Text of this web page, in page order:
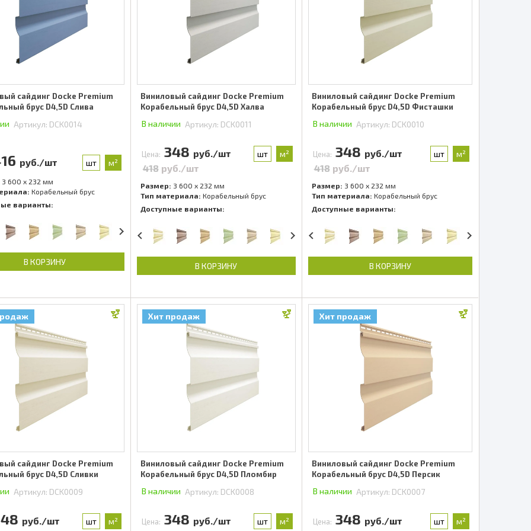
сайдинг Docke Premium
брус D4,5D Слива
Артикул: DCK0014
руб./шт шт м²
3 600 x 232 мм
Корабельный брус
варианты:
В КОРЗИНУ
Виниловый сайдинг Docke Premium
Корабельный брус D4,5D Халва
В наличии Артикул: DCK0011
Цена: 348 руб./шт шт м²
418 руб./шт
Размер: 3 600 x 232 мм
Тип материала: Корабельный брус
Доступные варианты:
В КОРЗИНУ
Виниловый сайдинг Docke Premium
Корабельный брус D4,5D Фисташки
В наличии Артикул: DCK0010
Цена: 348 руб./шт шт м²
418 руб./шт
Размер: 3 600 x 232 мм
Тип материала: Корабельный брус
Доступные варианты:
В КОРЗИНУ
сайдинг Docke Premium
брус D4,5D Сливки
Артикул: DCK0009
руб./шт шт м²
Хит продаж
Виниловый сайдинг Docke Premium
Корабельный брус D4,5D Пломбир
В наличии Артикул: DCK0008
Цена: 348 руб./шт шт м²
Хит продаж
Виниловый сайдинг Docke Premium
Корабельный брус D4,5D Персик
В наличии Артикул: DCK0007
Цена: 348 руб./шт шт м²